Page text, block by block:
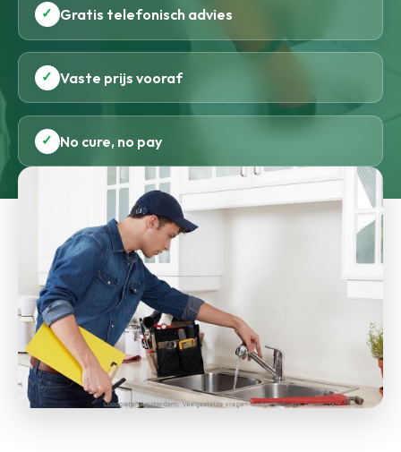
✓ Gratis telefonisch advies
✓ Vaste prijs vooraf
✓ No cure, no pay